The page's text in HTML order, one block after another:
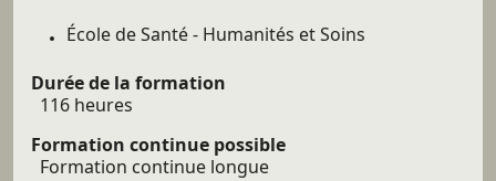
École de Santé - Humanités et Soins
Durée de la formation
116 heures
Formation continue possible
Formation continue longue